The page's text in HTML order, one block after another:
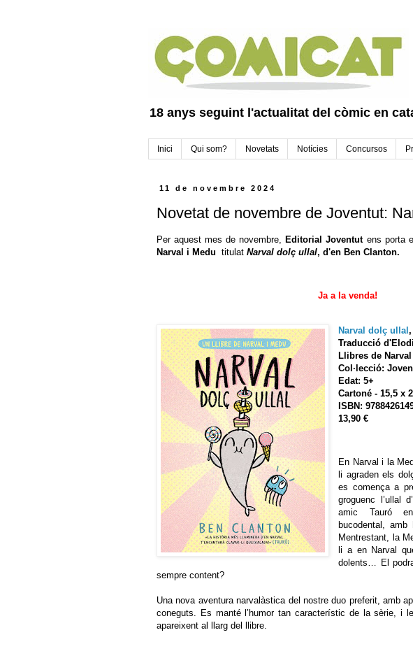
18 anys seguint l'actualitat del còmic en
Inici Qui som? Novetats Notícies Concursos
11 de novembre 2024
Novetat de novembre de Joventut:
Per aquest mes de novembre, Editorial Joventutens porta
Narval i Medu titulat Narval dolç ullal, d'en Ben Clanton.
Ja a la venda!
Narval dolç ullal,
Traducció
Llibres de
Col·lecció:
Edat: 5+
Cartoné - 15,5 x
ISBN:
13,90 €
En Narval i la
li agraden els
es comença a
groguenc l’ullal
amic Tauró
bucodental,
Mentrestant, la
li a en Narval
dolents… El
sempre content?
Una nova aventura narvalàstica del nostre duo preferit, amb
coneguts. Es manté l’humor tan característic de la sèrie, i
apareixent al llarg del llibre.